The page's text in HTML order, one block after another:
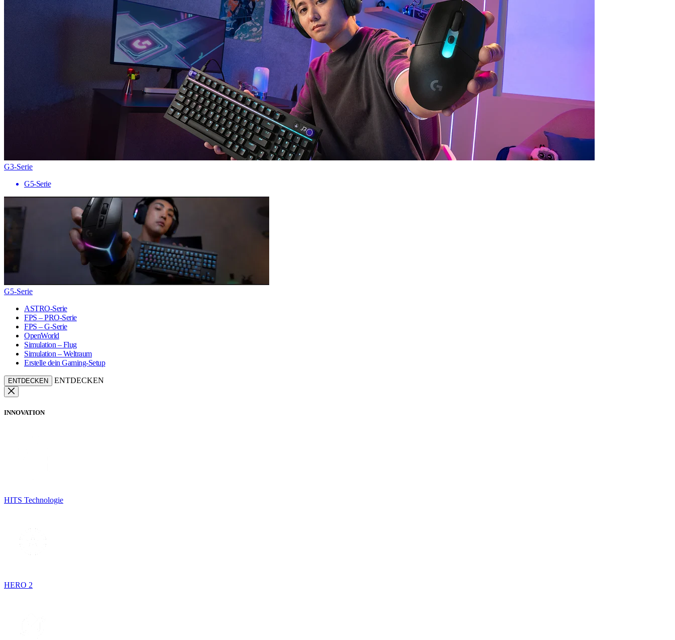
G3-Serie
G5-Serie
G5-Serie
ASTRO-Serie
FPS – PRO-Serie
FPS – G-Serie
OpenWorld
Simulation – Flug
Simulation – Weltraum
Erstelle dein Gaming-Setup
ENTDECKEN ENTDECKEN
INNOVATION
HITS Technologie
HERO 2